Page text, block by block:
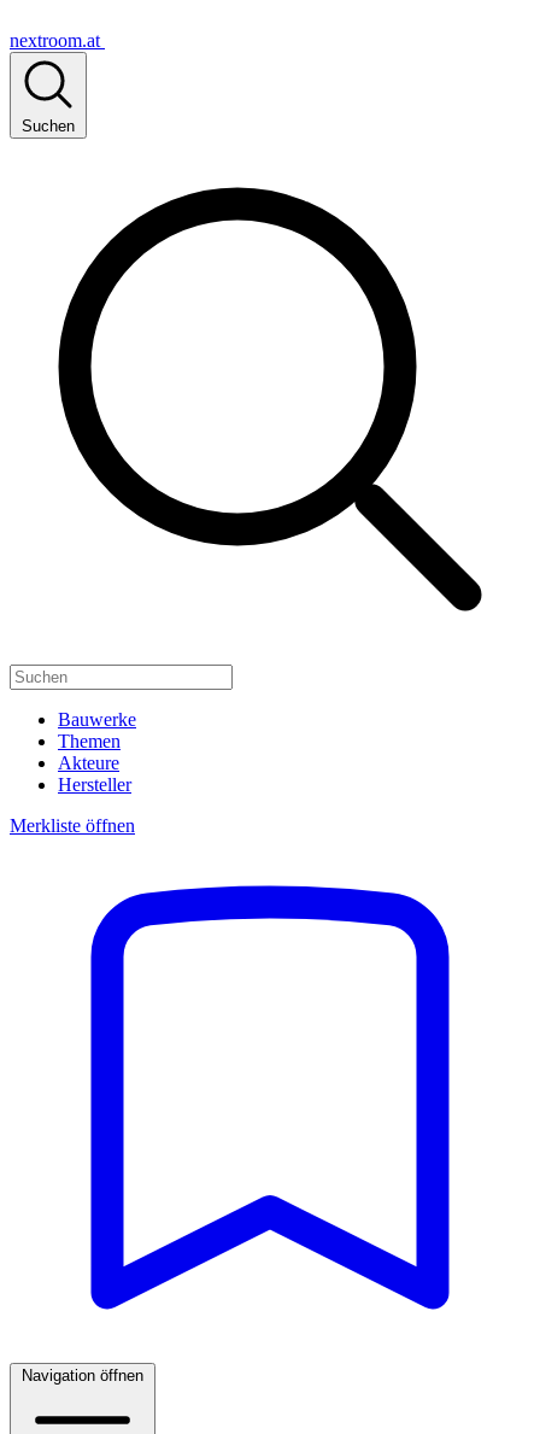
nextroom.at
Suchen
Bauwerke
Themen
Akteure
Hersteller
Merkliste öffnen
Navigation öffnen